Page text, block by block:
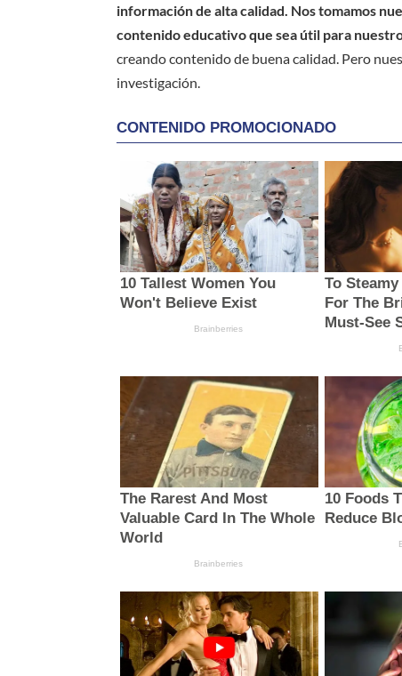
información de alta calidad. Nos tomamos
contenido educativo que sea útil para
creando contenido de buena calidad. Pero
investigación.